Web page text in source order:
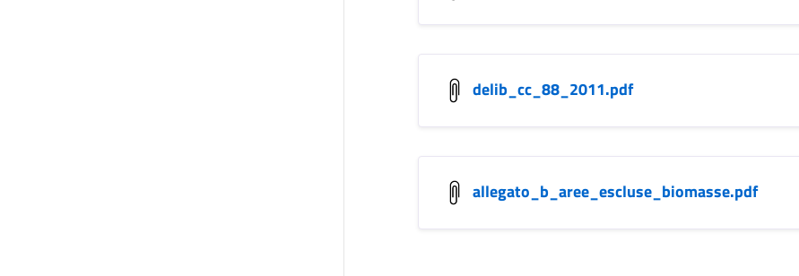
delib_cc_88_2011.pdf
allegato_b_aree_escluse_biomasse.pdf